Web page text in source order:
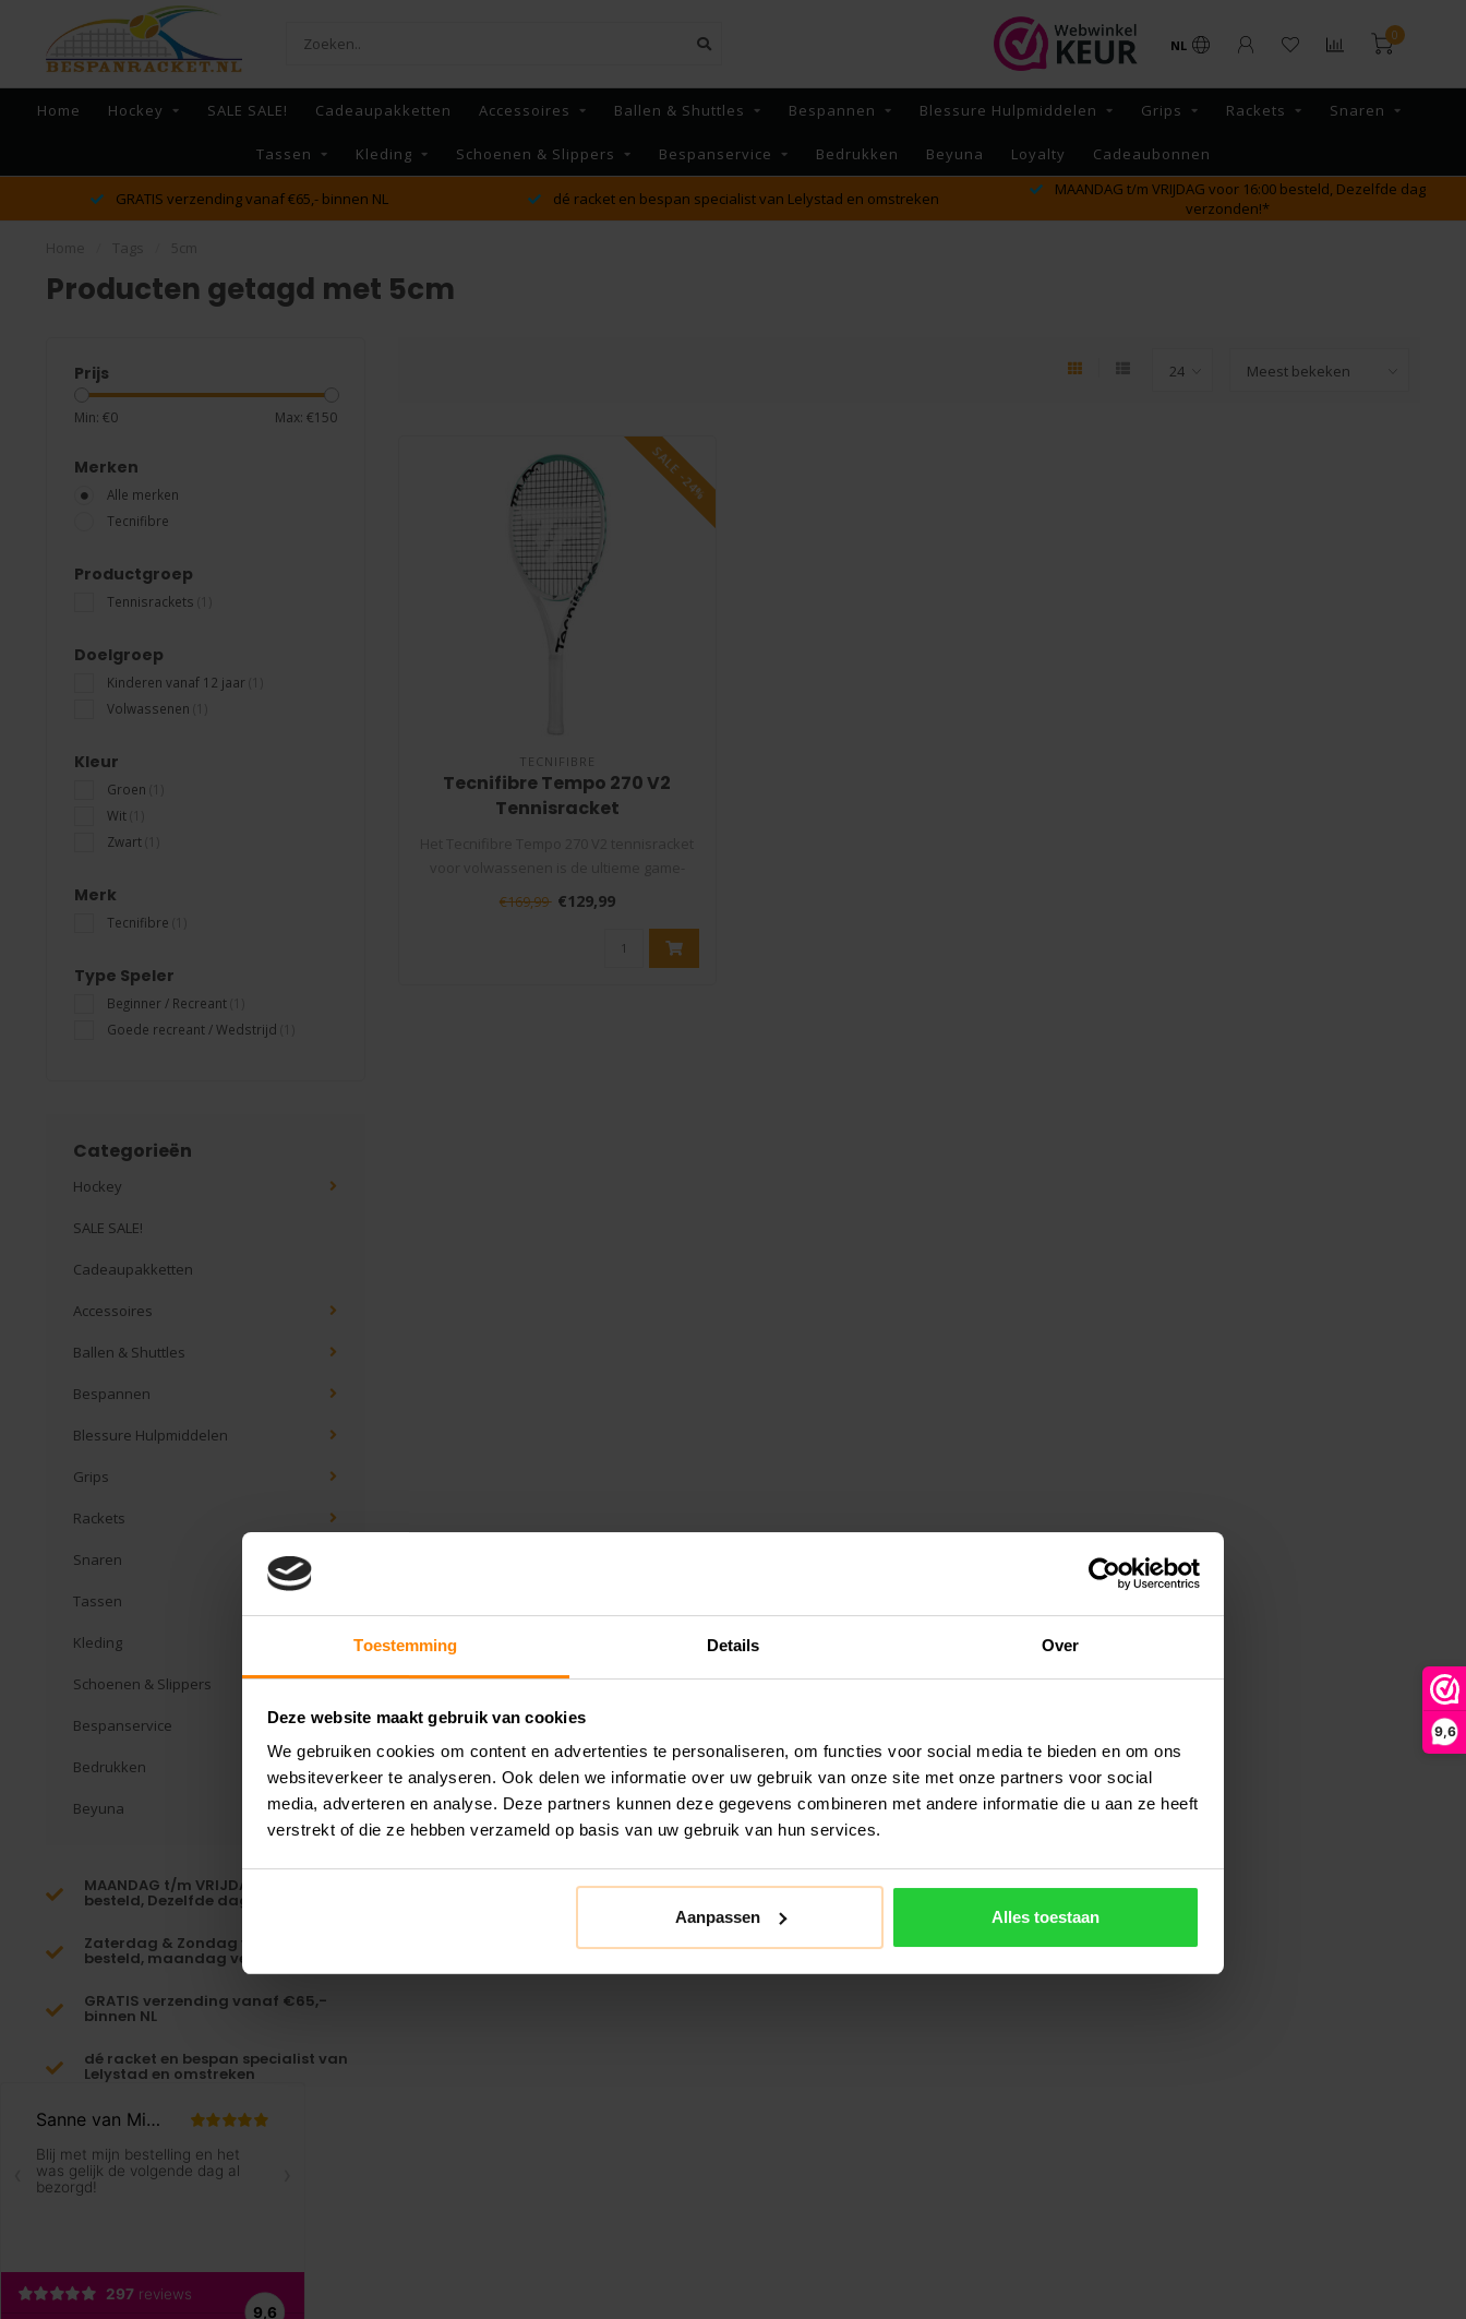
Toestemming Details Over
Deze website maakt gebruik van cookies
We gebruiken cookies om content en advertenties te personaliseren, om functies voor social media te bieden en om ons
websiteverkeer te analyseren. Ook delen we informatie over uw gebruik van onze site met onze partners voor social
media, adverteren en analyse. Deze partners kunnen deze gegevens combineren met andere informatie die u aan ze heeft
verstrekt of die ze hebben verzameld op basis van uw gebruik van hun services.
Aanpassen Alles toestaan
9,6
NL
0
Home Hockey SALE SALE! Cadeaupakketten Accessoires Ballen & Shuttles Bespannen Blessure Hulpmiddelen Grips Rackets Snaren
Tassen Kleding Schoenen & Slippers Bespanservice Bedrukken Beyuna Loyalty Cadeaubonnen
GRATIS verzending vanaf €65,- binnen NL dé racket en bespan specialist van Lelystad en omstreken
MAANDAG t/m VRIJDAG voor 16:00 besteld, Dezelfde dag
verzonden!*
Producten getagd met 5cm
Prijs
Min: €0 Max: €150
Merken
Alle merken
Tecnifibre
Productgroep
Tennisrackets
Doelgroep
Kinderen vanaf 12 jaar
Volwassenen
Kleur
Groen
Wit
Zwart
Merk
Tecnifibre
Type Speler
Beginner / Recreant
Goede recreant / Wedstrijd
Categorieën
Hockey
SALE SALE!
Cadeaupakketten
Accessoires
Ballen & Shuttles
Bespannen
Blessure Hulpmiddelen
Grips
Rackets
Snaren
Tassen
Kleding
Schoenen & Slippers
Bespanservice
Bedrukken
Beyuna
MAANDAG t/m VRIJDAG voor 16:00
besteld, Dezelfde dag verzonden!*
Zaterdag & Zondag voor 23:59
besteld, maandag verzonden!
GRATIS verzending vanaf €65,-
binnen NL
dé racket en bespan specialist van
Lelystad en omstreken
SALE -24%
TECNIFIBRE
Tecnifibre Tempo 270 V2
Tennisracket
cha..
€169,99 €129,99